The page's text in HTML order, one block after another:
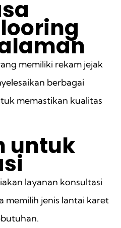
memiliki rekam jejak
berbagai
memastikan kualitas
untuk
layanan konsultasi
memilih jenis lantai karet